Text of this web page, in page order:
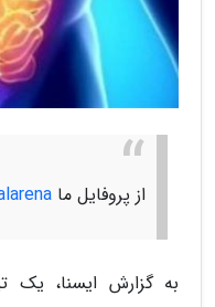
از پروفایل ما
به گزارش ایسنا، یک